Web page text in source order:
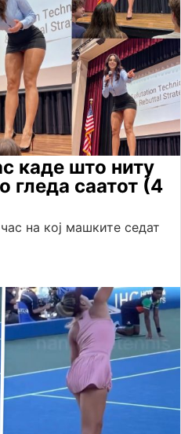
каде што ниту
гледа саатот (4
на кој машките седат